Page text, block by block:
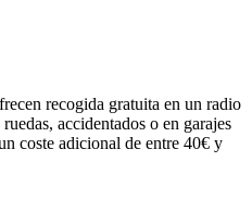
recogida gratuita en un radio
accidentados o en garajes
coste adicional de entre 40€ y